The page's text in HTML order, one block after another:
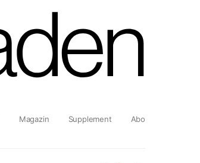
Magazin Supplement Abo